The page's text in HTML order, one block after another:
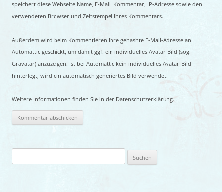
speichert diese Webseite Name, E-Mail, Kommentar, IP-Adresse sowie den
verwendeten Browser und Zeitstempel Ihres Kommentars.
Außerdem wird beim Kommentieren Ihre gehashte E-Mail-Adresse an
Automattic geschickt, um damit ggf. ein individuelles Avatar-Bild (sog.
Gravatar) anzuzeigen. Ist bei Automattic kein individuelles Avatar-Bild
hinterlegt, wird ein automatisch generiertes Bild verwendet.
Weitere Informationen finden Sie in der Datenschutzerklärung.
nach: